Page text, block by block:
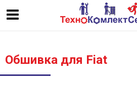
Обшивка для Fiat